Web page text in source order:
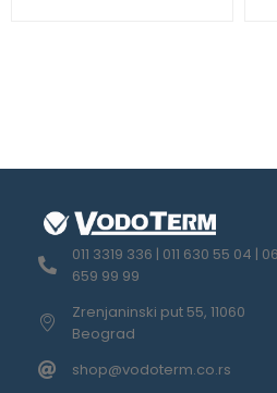
011 3319 336 | 011 630 55 04 |
659 99 99
Zrenjaninski put 55, 11060
Beograd
shop@vodoterm.co.rs